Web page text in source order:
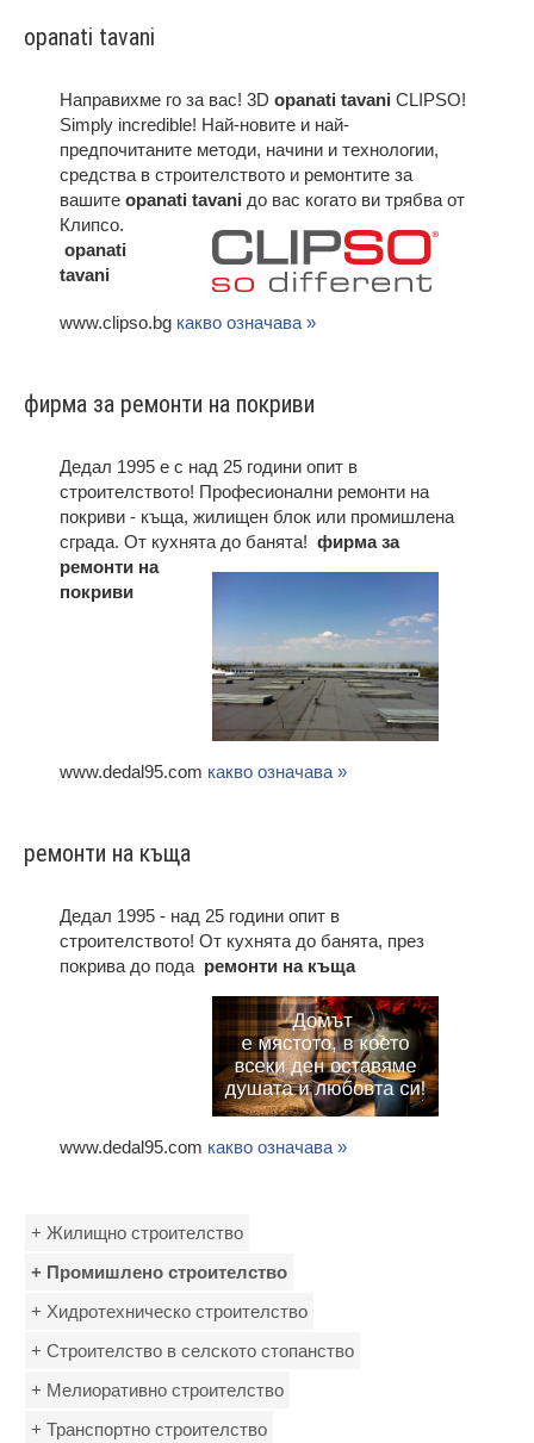
opanati tavani
Направихме го за вас! 3D opanati tavani CLIPSO!
Simply incredible! Най-новите и най-
предпочитаните методи, начини и технологии,
средства в строителството и ремонтите за
вашите opanati tavani до вас когато ви трябва от
Клипсо.
opanati
tavani
www.clipso.bg какво означава »
фирма за ремонти на покриви
Дедал 1995 е с над 25 години опит в
строителството! Професионални ремонти на
покриви - къща, жилищен блок или промишлена
сграда. От кухнята до банята! фирма за
ремонти на
покриви
www.dedal95.com какво означава »
ремонти на къща
Дедал 1995 - над 25 години опит в
строителството! От кухнята до банята, през
покрива до пода ремонти на къща
www.dedal95.com какво означава »
+ Жилищно строителство
+ Промишлено строителство
+ Хидротехническо строителство
+ Строителство в селското стопанство
+ Мелиоративно строителство
+ Транспортно строителство